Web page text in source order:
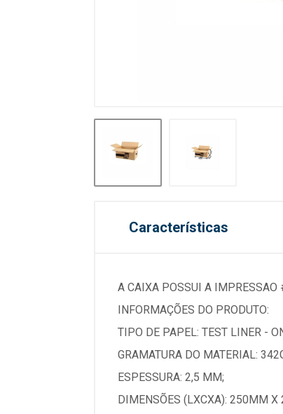
Características
A CAIXA POSSUI A IMPRESSAO
INFORMAÇÕES DO PRODUTO:
TIPO DE PAPEL: TEST LINER -
GRAMATURA DO MATERIAL:
ESPESSURA: 2,5 MM;
DIMENSÕES (LXCXA): 250MM